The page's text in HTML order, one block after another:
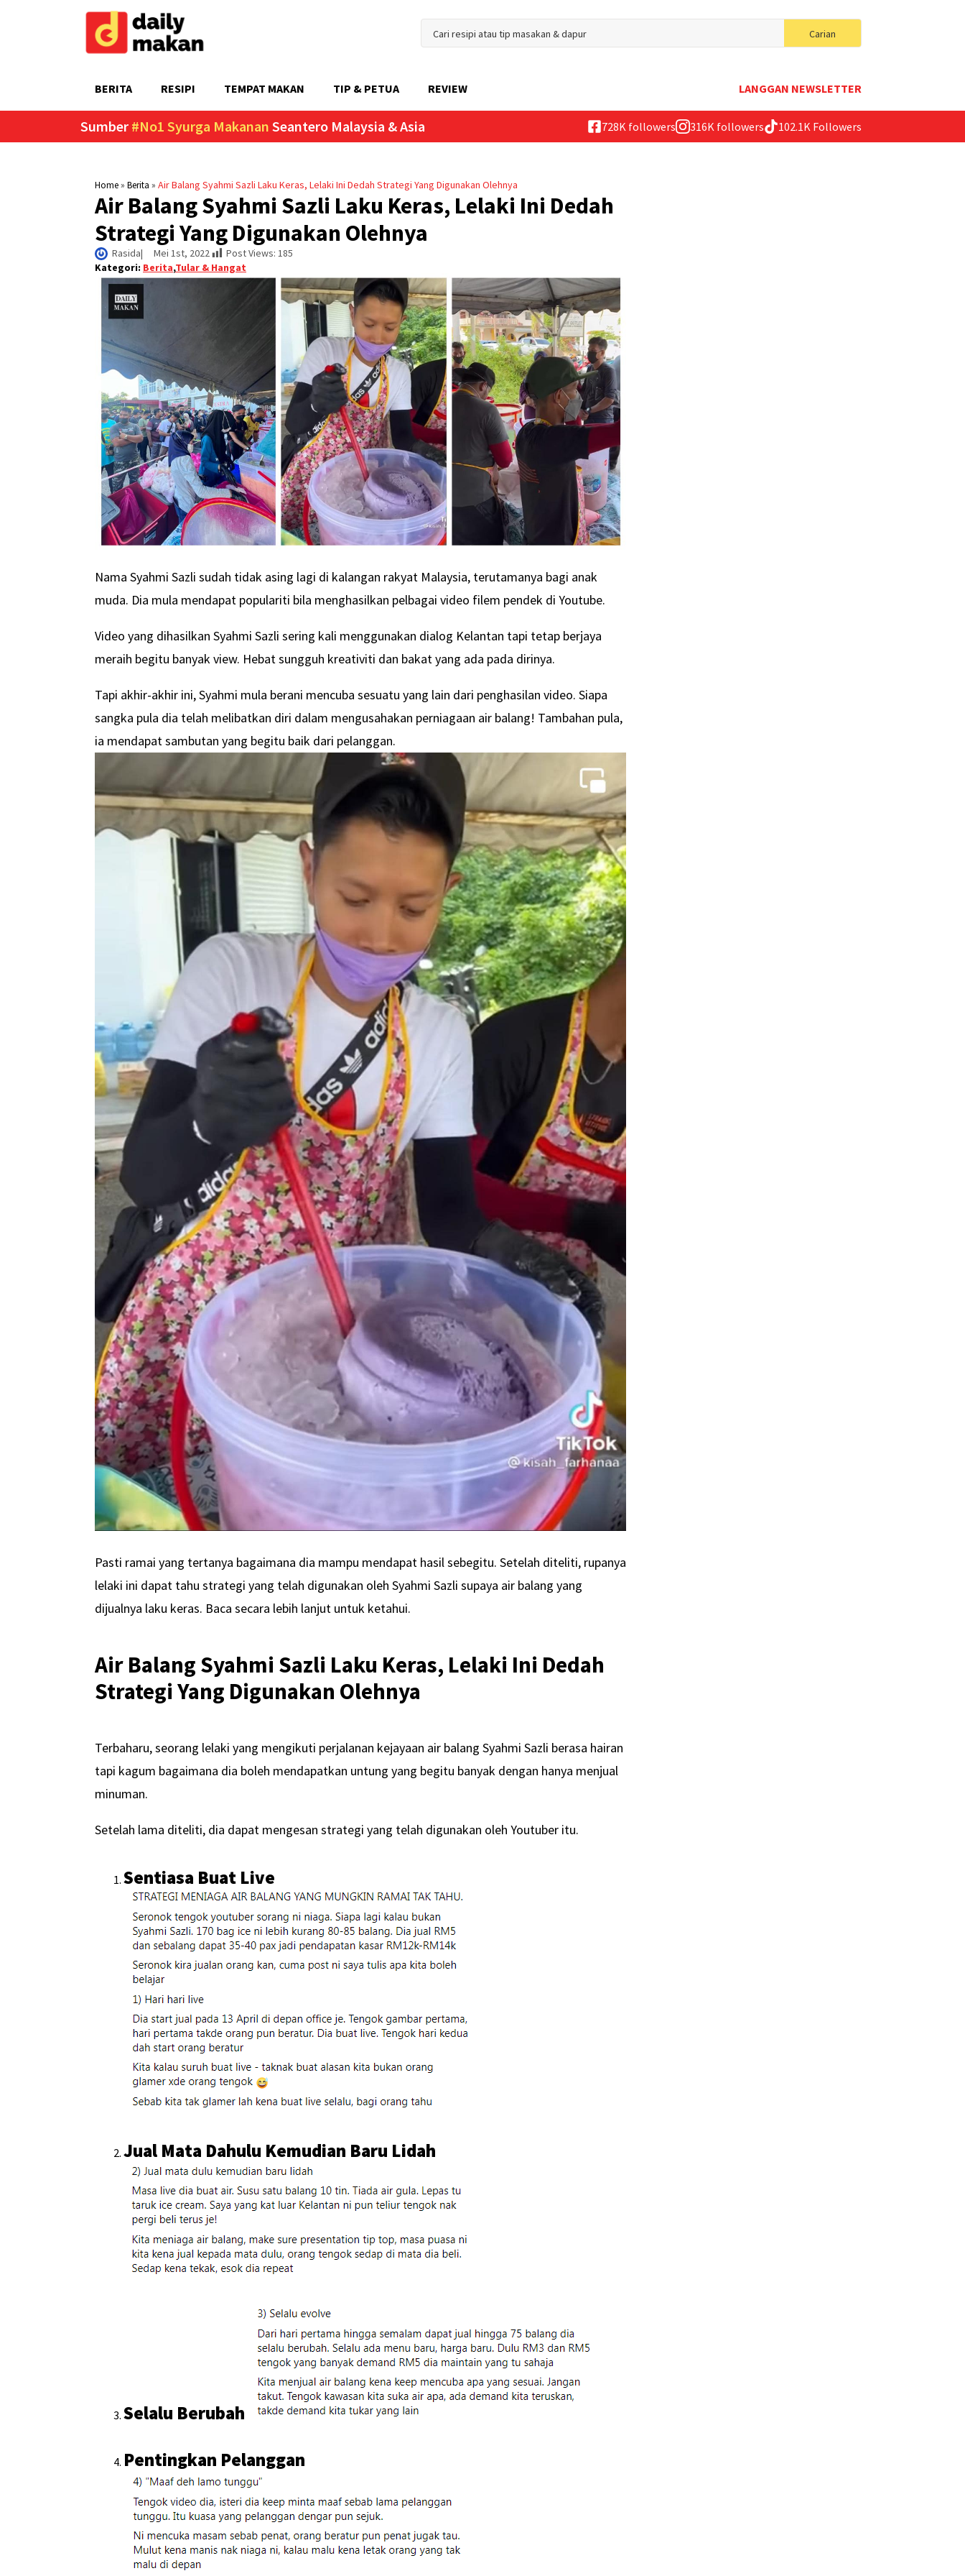
Carian
for:
BERITA RESIPI TEMPAT MAKAN TIP & PETUA REVIEW LANGGAN NEWSLETTER
Sumber #No1 Syurga Makanan Seantero Malaysia & Asia 728K followers 316K followers 102.1K Followers
Home» Berita » Air Balang Syahmi Sazli Laku Keras, Lelaki Ini Dedah Strategi Yang Digunakan Olehnya
Air Balang Syahmi Sazli Laku Keras, Lelaki Ini Dedah
Strategi Yang Digunakan Olehnya
Rasida| Mei 1st, 2022 Post Views: 185
Kategori: Berita,Tular & Hangat
Nama Syahmi Sazli sudah tidak asing lagi di kalangan rakyat Malaysia, terutamanya bagi anak
muda. Dia mula mendapat populariti bila menghasilkan pelbagai video filem pendek di Youtube.
Video yang dihasilkan Syahmi Sazli sering kali menggunakan dialog Kelantan tapi tetap berjaya
meraih begitu banyak view. Hebat sungguh kreativiti dan bakat yang ada pada dirinya.
Tapi akhir-akhir ini, Syahmi mula berani mencuba sesuatu yang lain dari penghasilan video. Siapa
sangka pula dia telah melibatkan diri dalam mengusahakan perniagaan air balang! Tambahan pula,
ia mendapat sambutan yang begitu baik dari pelanggan.
Pasti ramai yang tertanya bagaimana dia mampu mendapat hasil sebegitu. Setelah diteliti, rupanya
lelaki ini dapat tahu strategi yang telah digunakan oleh Syahmi Sazli supaya air balang yang
dijualnya laku keras. Baca secara lebih lanjut untuk ketahui.
Air Balang Syahmi Sazli Laku Keras, Lelaki Ini Dedah
Strategi Yang Digunakan Olehnya
Terbaharu, seorang lelaki yang mengikuti perjalanan kejayaan air balang Syahmi Sazli berasa hairan
tapi kagum bagaimana dia boleh mendapatkan untung yang begitu banyak dengan hanya menjual
minuman.
Setelah lama diteliti, dia dapat mengesan strategi yang telah digunakan oleh Youtuber itu.
Sentiasa Buat Live
Jual Mata Dahulu Kemudian Baru Lidah
Selalu Berubah
Pentingkan Pelanggan